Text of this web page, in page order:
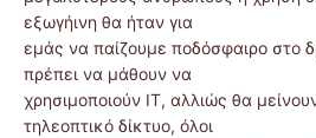
εξωγήινη θα ήταν για
εμάς να παίζουμε ποδόσφαιρο στο
πρέπει να μάθουν να
χρησιμοποιούν ΙΤ, αλλιώς θα
τηλεοπτικό δίκτυο, όλοι